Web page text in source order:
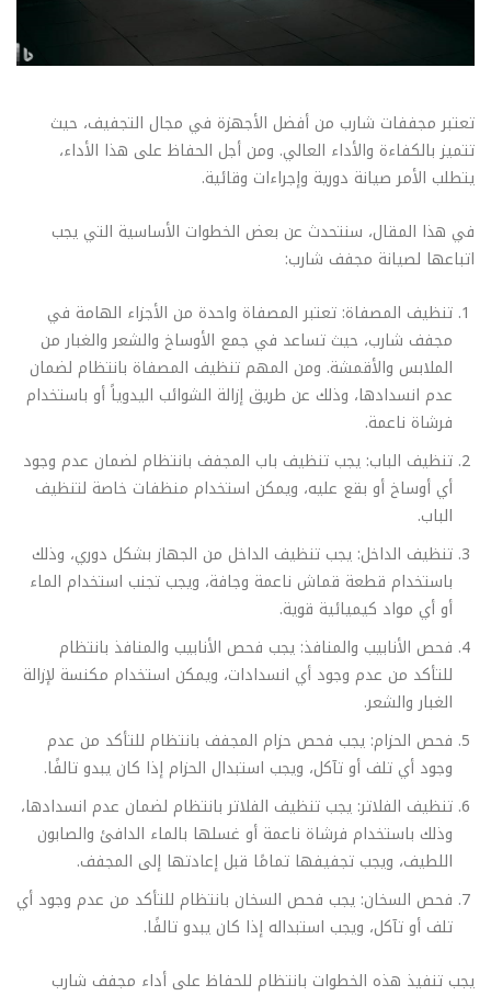
تعتبر مجففات شارب من أفضل الأجهزة في مجال التجفيف، حيث
تتميز بالكفاءة والأداء العالي. ومن أجل الحفاظ على هذا الأداء،
يتطلب الأمر صيانة دورية وإجراءات وقائية.
في هذا المقال، سنتحدث عن بعض الخطوات الأساسية التي يجب
اتباعها لصيانة مجفف شارب:
تنظيف المصفاة: تعتبر المصفاة واحدة من الأجزاء الهامة في
مجفف شارب، حيث تساعد في جمع الأوساخ والشعر والغبار من
الملابس والأقمشة. ومن المهم تنظيف المصفاة بانتظام لضمان
عدم انسدادها، وذلك عن طريق إزالة الشوائب اليدوياً أو باستخدام
فرشاة ناعمة.
تنظيف الباب: يجب تنظيف باب المجفف بانتظام لضمان عدم وجود
أي أوساخ أو بقع عليه، ويمكن استخدام منظفات خاصة لتنظيف
الباب.
تنظيف الداخل: يجب تنظيف الداخل من الجهاز بشكل دوري، وذلك
باستخدام قطعة قماش ناعمة وجافة، ويجب تجنب استخدام الماء
أو أي مواد كيميائية قوية.
فحص الأنابيب والمنافذ: يجب فحص الأنابيب والمنافذ بانتظام
للتأكد من عدم وجود أي انسدادات، ويمكن استخدام مكنسة لإزالة
الغبار والشعر.
فحص الحزام: يجب فحص حزام المجفف بانتظام للتأكد من عدم
وجود أي تلف أو تآكل، ويجب استبدال الحزام إذا كان يبدو تالفًا.
تنظيف الفلاتر: يجب تنظيف الفلاتر بانتظام لضمان عدم انسدادها،
وذلك باستخدام فرشاة ناعمة أو غسلها بالماء الدافئ والصابون
اللطيف، ويجب تجفيفها تمامًا قبل إعادتها إلى المجفف.
فحص السخان: يجب فحص السخان بانتظام للتأكد من عدم وجود أي
تلف أو تآكل، ويجب استبداله إذا كان يبدو تالفًا.
يجب تنفيذ هذه الخطوات بانتظام للحفاظ على أداء مجفف شارب